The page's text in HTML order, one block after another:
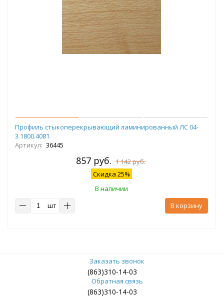
Профиль стыкоперекрывающий ламинированный ЛС 04-
3.1800.4081
Артикул: 36445
857 руб. 1 142 руб.
Скидка 25%
В наличии
шт
В корзину
Заказать звонок
(863)310-14-03
Обратная связь
(863)310-14-03